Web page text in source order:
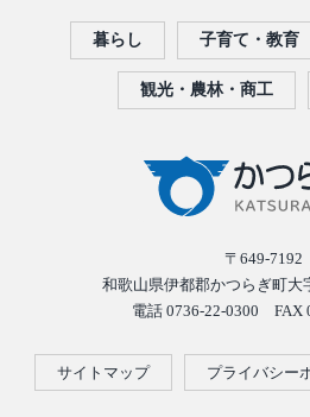
暮らし 子育て・教育
観光・農林・商工
〒649-7192
和歌山県伊都郡かつらぎ町大
電話 0736-22-0300 FAX
サイトマップ プライバシー